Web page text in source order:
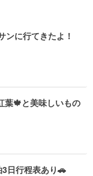
ンに行てきたよ！
葉🍁と美味しいもの
日行程表あり🚗